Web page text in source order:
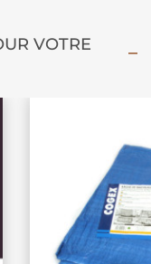
VOTRE